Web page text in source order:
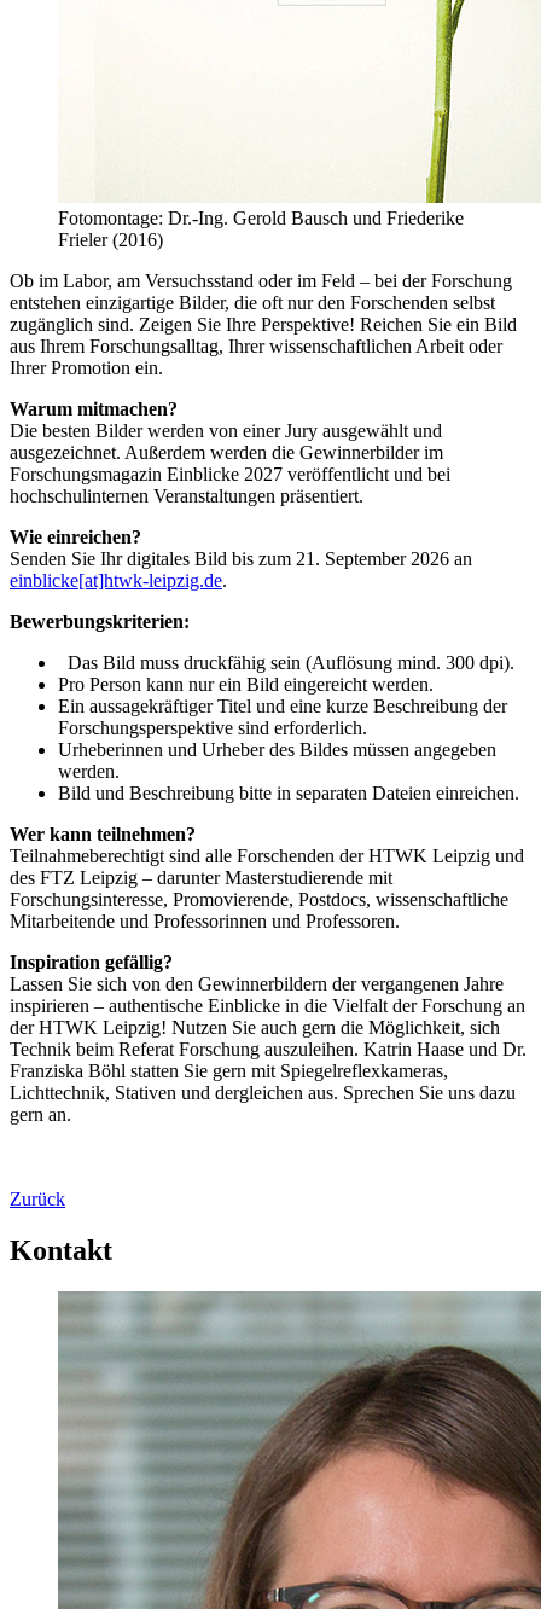
Fotomontage: Dr.-Ing. Gerold Bausch und Friederike
Frieler (2016)
Ob im Labor, am Versuchsstand oder im Feld – bei der Forschung
entstehen einzigartige Bilder, die oft nur den Forschenden selbst
zugänglich sind. Zeigen Sie Ihre Perspektive! Reichen Sie ein Bild
aus Ihrem Forschungsalltag, Ihrer wissenschaftlichen Arbeit oder
Ihrer Promotion ein.
Warum mitmachen?
Die besten Bilder werden von einer Jury ausgewählt und
ausgezeichnet. Außerdem werden die Gewinnerbilder im
Forschungsmagazin Einblicke 2027 veröffentlicht und bei
hochschulinternen Veranstaltungen präsentiert.
Wie einreichen?
Senden Sie Ihr digitales Bild bis zum 21. September 2026 an
einblicke[at]htwk-leipzig.de.
Bewerbungskriterien:
Das Bild muss druckfähig sein (Auflösung mind. 300 dpi).
Pro Person kann nur ein Bild eingereicht werden.
Ein aussagekräftiger Titel und eine kurze Beschreibung der
Forschungsperspektive sind erforderlich.
Urheberinnen und Urheber des Bildes müssen angegeben
werden.
Bild und Beschreibung bitte in separaten Dateien einreichen.
Wer kann teilnehmen?
Teilnahmeberechtigt sind alle Forschenden der HTWK Leipzig und
des FTZ Leipzig – darunter Masterstudierende mit
Forschungsinteresse, Promovierende, Postdocs, wissenschaftliche
Mitarbeitende und Professorinnen und Professoren.
Inspiration gefällig?
Lassen Sie sich von den Gewinnerbildern der vergangenen Jahre
inspirieren – authentische Einblicke in die Vielfalt der Forschung an
der HTWK Leipzig! Nutzen Sie auch gern die Möglichkeit, sich
Technik beim Referat Forschung auszuleihen. Katrin Haase und Dr.
Franziska Böhl statten Sie gern mit Spiegelreflexkameras,
Lichttechnik, Stativen und dergleichen aus. Sprechen Sie uns dazu
gern an.
Zurück
Kontakt